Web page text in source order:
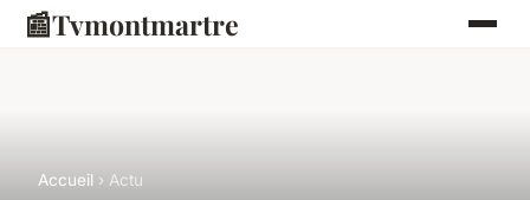
📰Tvmontmartre
Accueil › Actu